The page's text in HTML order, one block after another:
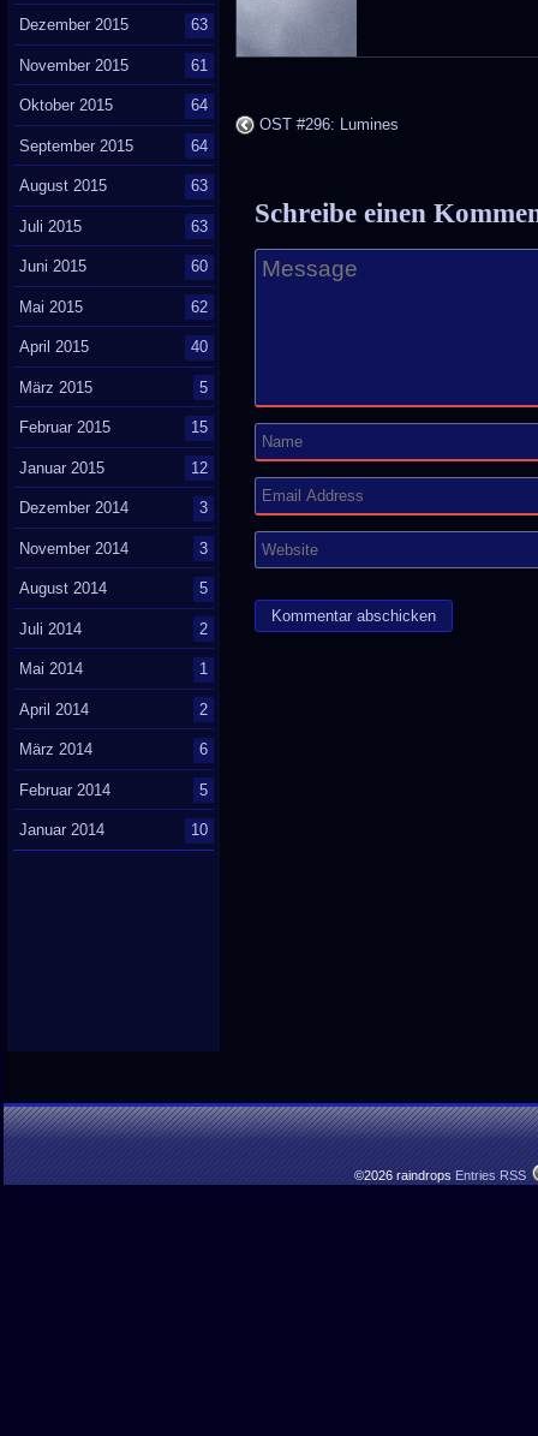
OST #296: Lumines
Schreibe einen
Dezember 2015 63
November 2015 61
Oktober 2015 64
September 2015 64
August 2015 63
Juli 2015 63
Juni 2015 60
Mai 2015 62
April 2015 40
März 2015 5
Februar 2015 15
Januar 2015 12
Dezember 2014 3
November 2014 3
August 2014 5
Juli 2014 2
Mai 2014 1
April 2014 2
März 2014 6
Februar 2014 5
Januar 2014 10
©2026 raindrops Entries RSS